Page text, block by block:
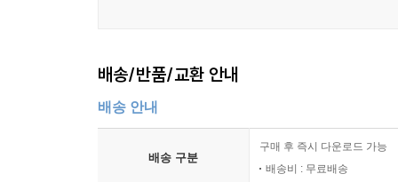
배송/반품/교환 안내
배송 안내
배송 구분
구매 후 즉시 다운로드 가능
배송비 : 무료배송